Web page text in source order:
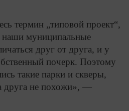
термин „типовой проект“,
наши муниципальные
друг от друга, и у
почерк. Поэтому
такие парки и скверы,
друга не похожи», —